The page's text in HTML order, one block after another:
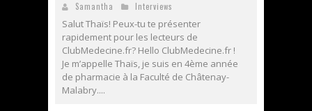
Samantha Interviews
Salut Thaïs! Peux-tu te présenter
rapidement pour les lecteurs de
ClubMedecine.fr? Hello ClubMedecine.fr !
Je m’appelle Thaïs, je suis en 4ème année
de pharmacie à la Faculté de Châtenay-
Malabry....